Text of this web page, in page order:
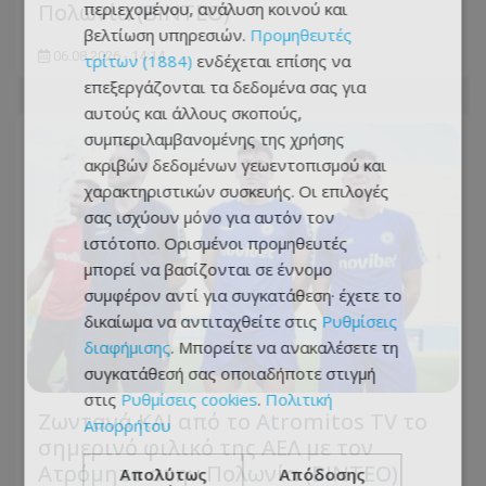
Πολωνία (ΒΙΝΤΕΟ)
06.08.2026 - 14:14
Ζωντανά ΚΑΙ από το Atromitos TV το
σημερινό φιλικό της ΑΕΛ με τον
Ατρόμητο στην Πολωνία (ΒΙΝΤΕΟ)
περιεχομένου, ανάλυση κοινού και
βελτίωση υπηρεσιών. Προμηθευτές
τρίτων (1884) ενδέχεται επίσης να
επεξεργάζονται τα δεδομένα σας για
αυτούς και άλλους σκοπούς,
συμπεριλαμβανομένης της χρήσης
ακριβών δεδομένων γεωεντοπισμού και
χαρακτηριστικών συσκευής. Οι επιλογές
σας ισχύουν μόνο για αυτόν τον
ιστότοπο. Ορισμένοι προμηθευτές
μπορεί να βασίζονται σε έννομο
συμφέρον αντί για συγκατάθεση· έχετε το
δικαίωμα να αντιταχθείτε στις Ρυθμίσεις
διαφήμισης. Μπορείτε να ανακαλέσετε τη
συγκατάθεσή σας οποιαδήποτε στιγμή
στις Ρυθμίσεις cookies. Πολιτική
Απορρήτου
Απολύτως
Απόδοσης